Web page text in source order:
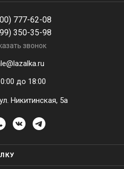
777-62-08
350-35-98
звонок
до 18:00
Никитинская, 5а